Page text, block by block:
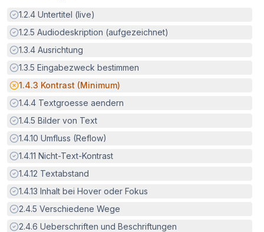
Erfüllt:
1.2.4 Untertitel (live)
Erfüllt:
1.2.5 Audiodeskription (aufgezeichnet)
Erfüllt:
1.3.4 Ausrichtung
Erfüllt:
1.3.5 Eingabezweck bestimmen
Potenzielle Barriere:
1.4.3 Kontrast (Minimum)
Erfüllt:
1.4.4 Textgroesse aendern
Erfüllt:
1.4.5 Bilder von Text
Erfüllt:
1.4.10 Umfluss (Reflow)
Erfüllt:
1.4.11 Nicht-Text-Kontrast
Erfüllt:
1.4.12 Textabstand
Erfüllt:
1.4.13 Inhalt bei Hover oder Fokus
Erfüllt:
2.4.5 Verschiedene Wege
Erfüllt:
2.4.6 Ueberschriften und Beschriftungen